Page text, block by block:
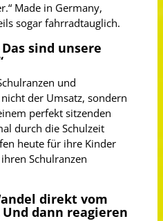
Made in Germany,
sogar fahrradtauglich.
sind unsere
und
der Umsatz, sondern
perfekt sitzenden
durch die Schulzeit
heute für ihre Kinder
Schulranzen
direkt vom
dann reagieren